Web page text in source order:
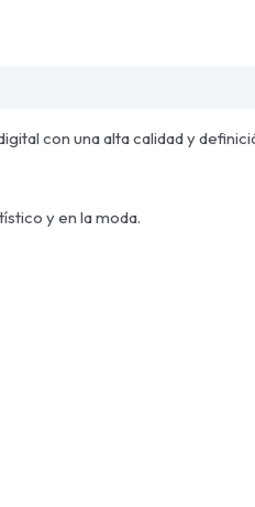
con una alta calidad y
y en la moda.